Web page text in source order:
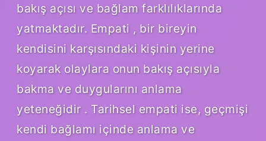
bakış açısı ve bağlam farklılıklarında
yatmaktadır. Empati , bir bireyin
kendisini karşısındaki kişinin yerine
koyarak olaylara onun bakış açısıyla
bakma ve duygularını anlama
yeteneğidir . Tarihsel empati ise, geçmişi
kendi bağlamı içinde anlama ve